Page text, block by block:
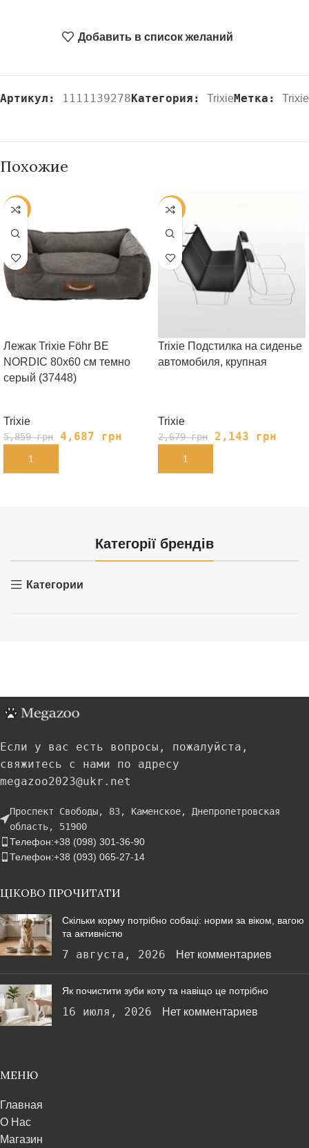
Добавить в список желаний
Артикул: 1111139278Категория: TrixieМетка: Trixie
Похожие
-20%
Лежак Trixie Föhr BE
NORDIC 80х60 cм темно
серый (37448)
Trixie
5,859грн 4,687 грн
В КОРЗИНУ
-20%
Trixie Подстилка на сиденье
автомобиля, крупная
Trixie
2,679грн 2,143 грн
В КОРЗИНУ
Категорії брендів
Категории
Если у вас есть вопросы, пожалуйста,
свяжитесь с нами по адресу
megazoo2023@ukr.net
Проспект Свободы, 83, Каменское, Днепропетровская
область, 51900
Телефон:+38 (098) 301-36-90
Телефон:+38 (093) 065-27-14
ЦІКОВО ПРОЧИТАТИ
Скільки корму потрібно собаці: норми за віком, вагою
та активністю
7 августа, 2026 Нет комментариев
Як почистити зуби коту та навіщо це потрібно
16 июля, 2026 Нет комментариев
МЕНЮ
Главная
О Нас
Магазин